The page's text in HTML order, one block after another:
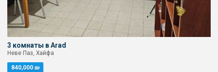
3 комнаты в Arad
Неве Паз, Хайфа
840,000 ₪